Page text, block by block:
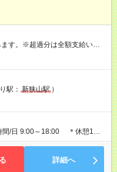
す。※超過分は全額支給いたし
45,000円／月 みなし残業時
費規定内
駅： 新狭山駅 ）
9:00～18:00 ＊休憩1時
詳細へ